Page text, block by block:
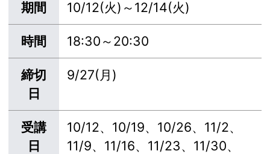
期間 10/12(火)～12/14(火)
時間 18:30～20:30
締切
日
9/27(月)
受講
日
10/12、10/19、10/26、11/2、
11/9、11/16、11/23、11/30、